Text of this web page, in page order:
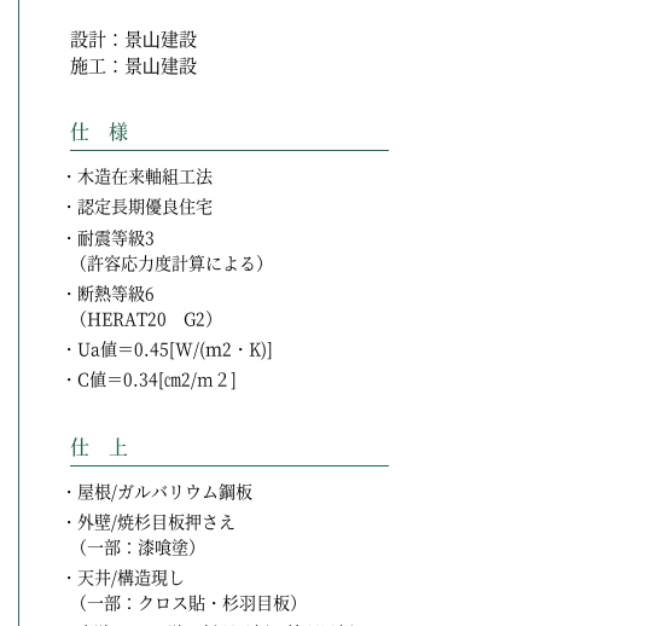
設計：景⼭建設
施工：景⼭建設
仕 様
木造在来軸組工法
認定長期優良住宅
耐震等級3
（許容応力度計算による）
断熱等級6
（HERAT20 G2）
Ua値＝0.45[W/(ｍ2・K)]
C値＝0.34[㎝2/m２]
仕 上
屋根/ガルバリウム鋼板
外壁/焼杉目板押さえ
（一部：漆喰塗）
天井/構造現し
（一部：クロス貼・杉羽目板）